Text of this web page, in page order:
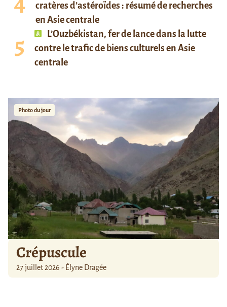
cratères d’astéroïdes : résumé de recherches
en Asie centrale
L’Ouzbékistan, fer de lance dans la lutte
contre le trafic de biens culturels en Asie
centrale
Photo du jour
Crépuscule
27 juillet 2026 - Élyne Dragée